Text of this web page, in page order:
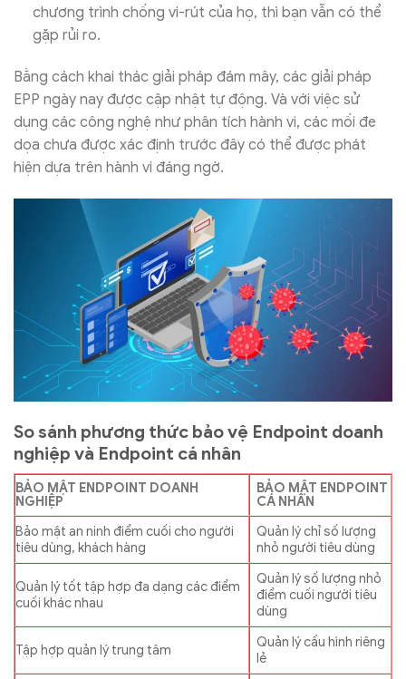
chương trình chống vi-rút của họ, thì bạn vẫn có thể
gặp rủi ro.
Bằng cách khai thác giải pháp đám mây, các giải pháp
EPP ngày nay được cập nhật tự động. Và với việc sử
dụng các công nghệ như phân tích hành vi, các mối đe
dọa chưa được xác định trước đây có thể được phát
hiện dựa trên hành vi đáng ngờ.
So sánh phương thức bảo vệ Endpoint doanh
nghiệp và Endpoint cá nhân
BẢO MẬT ENDPOINT DOANH
NGHIỆP
BẢO MẬT ENDPOINT
CÁ NHÂN
Bảo mật an ninh điểm cuối cho người
tiêu dùng, khách hàng
Quản lý chỉ số lượng
nhỏ người tiêu dùng
Quản lý tốt tập hợp đa dạng các điểm
cuối khác nhau
Quản lý số lượng nhỏ
điểm cuối người tiêu
dùng
Tập hợp quản lý trung tâm
Quản lý cấu hình riêng
lẻ